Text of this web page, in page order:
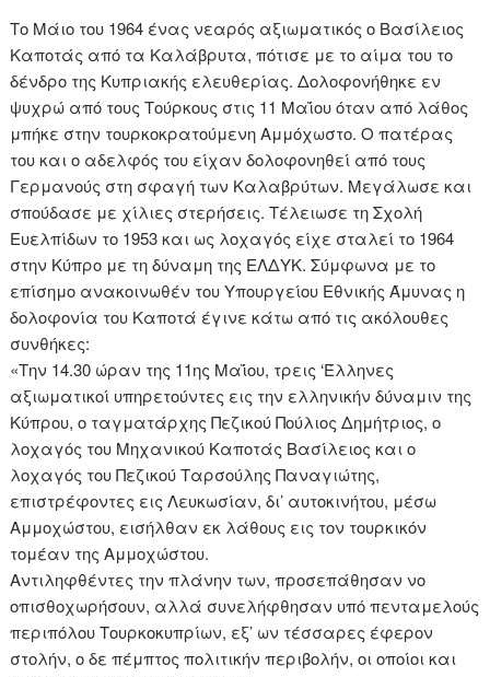
Το Μάιο του 1964 ένας νεαρός αξιωματικός ο Βασίλειος
Καποτάς από τα Καλάβρυτα, πότισε με το αίμα του το
δένδρο της Κυπριακής ελευθερίας. Δολοφονήθηκε εν
ψυχρώ από τους Τούρκους στις 11 Μαΐου όταν από λάθος
μπήκε στην τουρκοκρατούμενη Αμμόχωστο. Ο πατέρας
του και ο αδελφός του είχαν δολοφονηθεί από τους
Γερμανούς στη σφαγή των Καλαβρύτων. Μεγάλωσε και
σπούδασε με χίλιες στερήσεις. Τέλειωσε τη Σχολή
Ευελπίδων το 1953 και ως λοχαγός είχε σταλεί το 1964
στην Κύπρο με τη δύναμη της ΕΛΔΥΚ. Σύμφωνα με το
επίσημο ανακοινωθέν του Υπουργείου Εθνικής Άμυνας η
δολοφονία του Καποτά έγινε κάτω από τις ακόλουθες
συνθήκες:
«Την 14.30 ώραν της 11ης Μαΐου, τρεις ‘Έλληνες
αξιωματικοί υπηρετούντες εις την ελληνικήν δύναμιν της
Κύπρου, ο ταγματάρχης Πεζικού Πούλιος Δημήτριος, ο
λοχαγός του Μηχανικού Καποτάς Βασίλειος και ο
λοχαγός του Πεζικού Ταρσούλης Παναγιώτης,
επιστρέφοντες εις Λευκωσίαν, δι’ αυτοκινήτου, μέσω
Αμμοχώστου, εισήλθαν εκ λάθους εις τον τουρκικόν
τομέαν της Αμμοχώστου.
Αντιληφθέντες την πλάνην των, προσεπάθησαν νο
οπισθοχωρήσουν, αλλά συνελήφθησαν υπό πενταμελούς
περιπόλου Τουρκοκυπρίων, εξ’ ων τέσσαρες έφερον
στολήν, ο δε πέμπτος πολιτικήν περιβολήν, οι οποίοι και